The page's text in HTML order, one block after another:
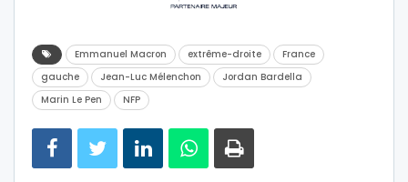
Emmanuel Macron extrême-droite
France
gauche
Jean-Luc Mélenchon
Jordan Bardella
Marin Le Pen
NFP